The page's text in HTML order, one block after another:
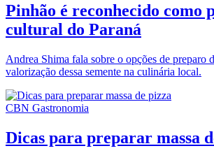
Pinhão é reconhecido como
cultural do Paraná
Andrea Shima fala sobre o opções de preparo
valorização dessa semente na culinária local.
CBN Gastronomia
Dicas para preparar massa